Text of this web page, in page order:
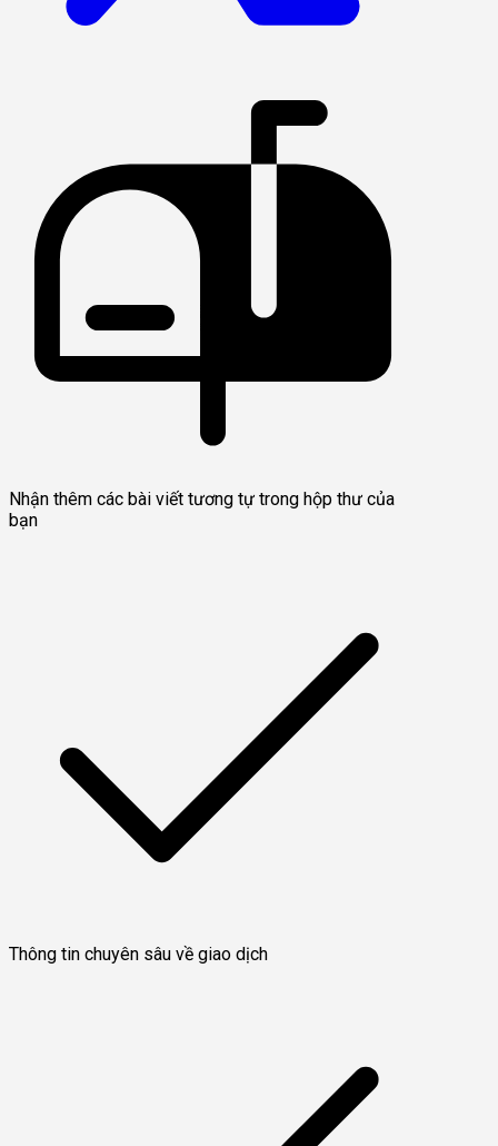
Nhận thêm các bài viết tương tự trong hộp thư của
bạn
Thông tin chuyên sâu về giao dịch